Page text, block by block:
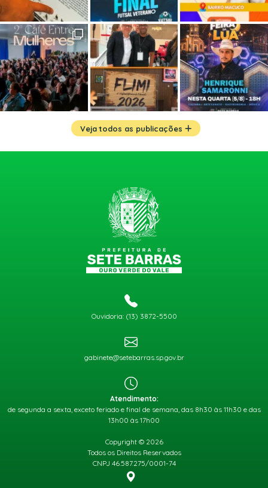
Veja todos as publicações
Ouvidoria: (13) 3872-5500
gabinete@setebarras.sp.gov.br
Atendimento:
de segunda a sexta, exceto feriado e final de semana, das 8h30 às 11h30 e das
13h00 às 17h00
Copyright © 2026
Todos os Direitos Reservados
CNPJ 46.587.275/0001-74